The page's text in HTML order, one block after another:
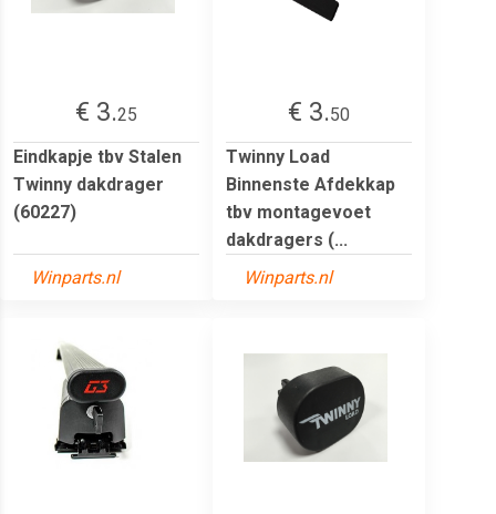
€ 3.25
Eindkapje tbv Stalen
Twinny dakdrager
(60227)
Winparts.nl
€ 3.50
Twinny Load
Binnenste Afdekkap
tbv montagevoet
dakdragers (...
Winparts.nl